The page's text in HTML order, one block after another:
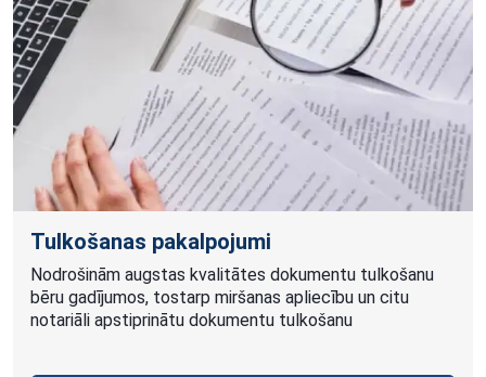
Tulkošanas pakalpojumi
Nodrošinām augstas kvalitātes dokumentu tulkošanu
bēru gadījumos, tostarp miršanas apliecību un citu
notariāli apstiprinātu dokumentu tulkošanu